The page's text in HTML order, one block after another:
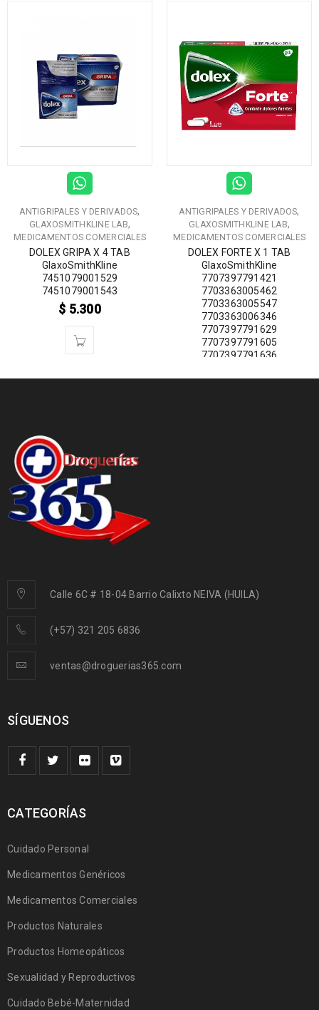
ANTIGRIPALES Y DERIVADOS,
GLAXOSMITHKLINE LAB,
MEDICAMENTOS COMERCIALES
DOLEX GRIPA X 4 TAB
GlaxoSmithKline
7451079001529
7451079001543
$ 5.300
ANTIGRIPALES Y DERIVADOS,
GLAXOSMITHKLINE LAB,
MEDICAMENTOS COMERCIALES
DOLEX FORTE X 1 TAB
GlaxoSmithKline
7707397791421
7703363005462
7703363005547
7703363006346
7707397791629
7707397791605
7707397791636
Calle 6C # 18-04 Barrio Calixto NEIVA (HUILA)
(+57) 321 205 6836
ventas@droguerias365.com
SÍGUENOS
CATEGORÍAS
Cuidado Personal
Medicamentos Genéricos
Medicamentos Comerciales
Productos Naturales
Productos Homeopáticos
Sexualidad y Reproductivos
Cuidado Bebé-Maternidad